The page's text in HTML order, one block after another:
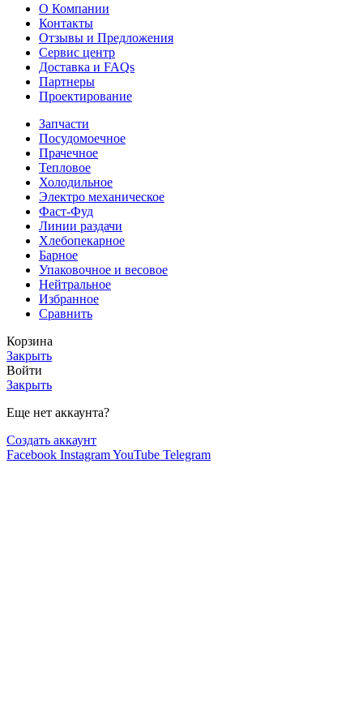
О Компании
Контакты
Отзывы и Предложения
Сервис центр
Доставка и FAQs
Партнеры
Проектирование
Запчасти
Посудомоечное
Прачечное
Тепловое
Холодильное
Электро механическое
Фаст-Фуд
Линии раздачи
Хлебопекарное
Барное
Упаковочное и весовое
Нейтральное
Избранное
Сравнить
Корзина
Закрыть
Войти
Закрыть
Еще нет аккаунта?
Создать аккаунт
Facebook InstagramYouTube Telegram